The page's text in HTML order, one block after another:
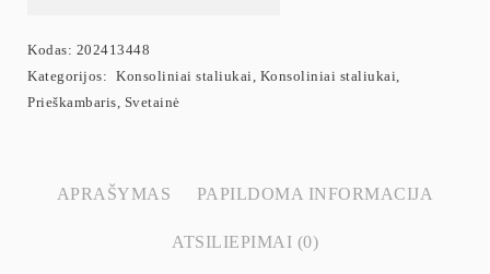
Kodas: 202413448
Kategorijos: Konsoliniai staliukai Konsoliniai staliukai
Prieškambaris Svetainė
APRAŠYMAS PAPILDOMA INFORMACIJA
ATSILIEPIMAI (0)